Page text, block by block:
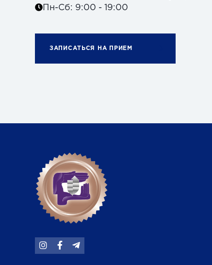
Пн-Сб: 9:00 - 19:00
ЗАПИСАТЬСЯ НА ПРИЕМ